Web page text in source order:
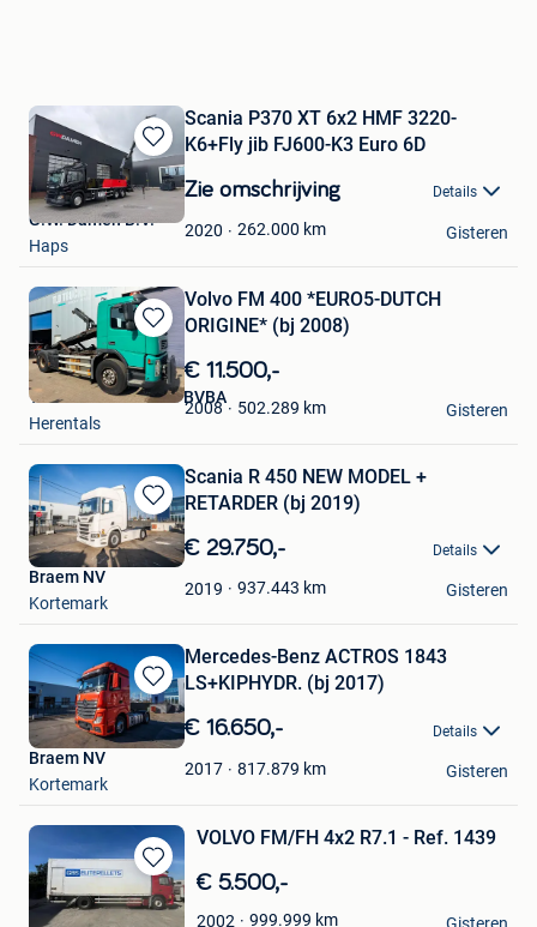
Bewaren
in
Mijn
Favorieten
Scania P370 XT 6x2 HMF 3220-
K6+Fly jib FJ600-K3 Euro 6D
Zie omschrijving Details
2020 262.000 km
G.W. Damen B.V.
Haps
Gisteren
Bewaren
in
Mijn
Favorieten
Volvo FM 400 *EURO5-DUTCH
ORIGINE* (bj 2008)
€ 11.500,-
2008 502.289 km
TLD Trucks en Vans BVBA
Herentals
Gisteren
Bewaren
in
Mijn
Favorieten
Scania R 450 NEW MODEL +
RETARDER (bj 2019)
€ 29.750,- Details
2019 937.443 km
Braem NV
Kortemark
Gisteren
Bewaren
in
Mijn
Favorieten
Mercedes-Benz ACTROS 1843
LS+KIPHYDR. (bj 2017)
€ 16.650,- Details
2017 817.879 km
Braem NV
Kortemark
Gisteren
Bewaren
in
Mijn
VOLVO FM/FH 4x2 R7.1 - Ref. 1439
€ 5.500,-
2002 999.999 km
Jacalis NV
Gisteren